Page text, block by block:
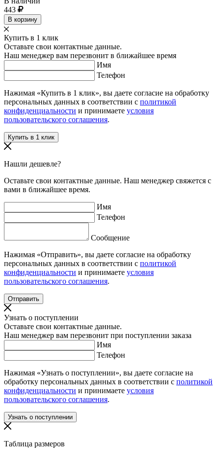
443
В корзину
Купить в 1 клик
Оставьте свои контактные данные.
Наш менеджер вам перезвонит в ближайшее время
Имя
Телефон
Нажимая «Купить в 1 клик», вы даете согласие на обработку
персональных данных в соответствии с политикой
конфиденциальности и принимаете условия
пользовательского соглашения.
Нашли дешевле?
Оставьте свои контактные данные. Наш менеджер свяжется с
вами в ближайшее время.
Имя
Телефон
Сообщение
Нажимая «Отправить», вы даете согласие на обработку
персональных данных в соответствии с политикой
конфиденциальности и принимаете условия
пользовательского соглашения.
Узнать о поступлении
Оставьте свои контактные данные.
Наш менеджер вам перезвонит при поступлении заказа
Имя
Телефон
Нажимая «Узнать о поступлении», вы даете согласие на
обработку персональных данных в соответствии с политикой
конфиденциальности и принимаете условия
пользовательского соглашения.
Таблица размеров